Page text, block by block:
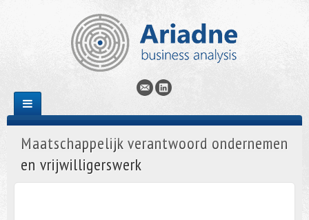
Maatschappelijk verantwoord ondernemen
en vrijwilligerswerk